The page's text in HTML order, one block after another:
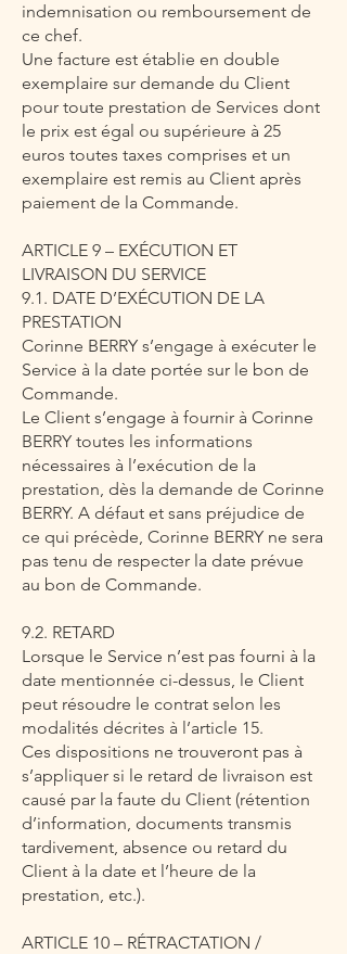
indemnisation ou remboursement de
ce chef.
Une facture est établie en double
exemplaire sur demande du Client
pour toute prestation de Services dont
le prix est égal ou supérieure à 25
euros toutes taxes comprises et un
exemplaire est remis au Client après
paiement de la Commande.
ARTICLE 9 – EXÉCUTION ET
LIVRAISON DU SERVICE
9.1. DATE D’EXÉCUTION DE LA
PRESTATION
Corinne BERRY s’engage à exécuter le
Service à la date portée sur le bon de
Commande.
Le Client s’engage à fournir à Corinne
BERRY toutes les informations
nécessaires à l’exécution de la
prestation, dès la demande de Corinne
BERRY. A défaut et sans préjudice de
ce qui précède, Corinne BERRY ne sera
pas tenu de respecter la date prévue
au bon de Commande.
9.2. RETARD
Lorsque le Service n’est pas fourni à la
date mentionnée ci-dessus, le Client
peut résoudre le contrat selon les
modalités décrites à l’article 15.
Ces dispositions ne trouveront pas à
s’appliquer si le retard de livraison est
causé par la faute du Client (rétention
d’information, documents transmis
tardivement, absence ou retard du
Client à la date et l’heure de la
prestation, etc.).
ARTICLE 10 – RÉTRACTATION /